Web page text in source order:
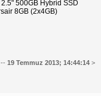
500GB Hybrid SSD
8GB (2x4GB)
-- 19 Temmuz 2013; 14:44:14 >